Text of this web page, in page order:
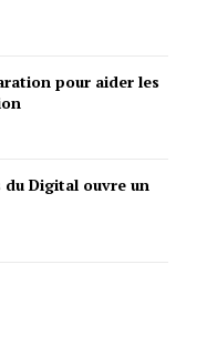
pour aider les
du Digital ouvre un